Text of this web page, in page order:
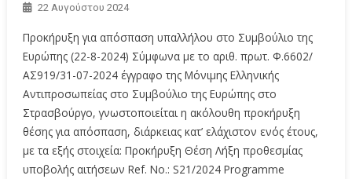
22 Αυγούστου 2024
Προκήρυξη για απόσπαση υπαλλήλου στο Συμβούλιο της
Ευρώπης (22-8-2024) Σύμφωνα με το αριθ. πρωτ. Φ.6602/
ΑΣ919/31-07-2024 έγγραφο της Μόνιμης Ελληνικής
Αντιπροσωπείας στο Συμβούλιο της Ευρώπης στο
Στρασβούργο, γνωστοποιείται η ακόλουθη προκήρυξη
θέσης για απόσπαση, διάρκειας κατ’ ελάχιστον ενός έτους,
με τα εξής στοιχεία: Προκήρυξη Θέση Λήξη προθεσμίας
υποβολής αιτήσεων Ref. No.: S21/2024 Programme